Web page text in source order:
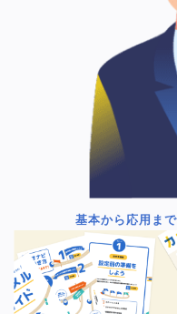
基本から応用まで